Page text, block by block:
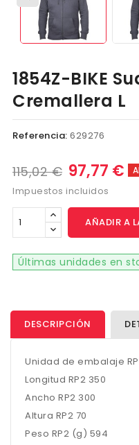
1854Z-BIKE
Cremallera L
Referencia: 629276
115,02 € 97,77 €
Impuestos incluidos
AÑADIR A
Últimas unidades en
DESCRIPCIÓN
Unidad de embalaje
Longitud RP2 350
Ancho RP2 300
Altura RP2 70
Peso RP2 (g) 594